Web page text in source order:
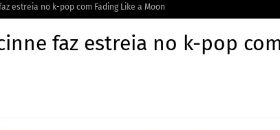
estreia no k-pop com Fading Like a Moon
faz estreia no k-pop com